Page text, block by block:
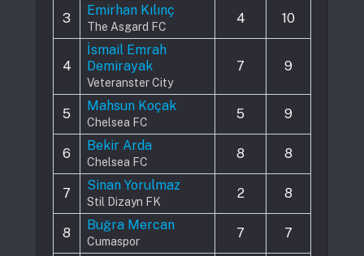
3
Emirhan Kılınç
The Asgard FC
4 10
4
İsmail Emrah
Demirayak
Veteranster City
7 9
5
Mahsun Koçak
Chelsea FC
5 9
6
Bekir Arda
Chelsea FC
8 8
7
Sinan Yorulmaz
Stil Dizayn FK
2 8
8
Buğra Mercan
Cumaspor
7 7